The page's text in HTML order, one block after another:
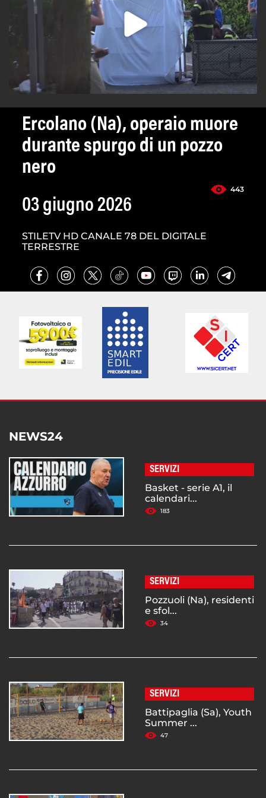
Ercolano (Na), operaio muore
durante spurgo di un pozzo
nero
443
03 giugno 2026
STILETV HD CANALE 78 DEL DIGITALE
TERRESTRE
NEWS24
SERVIZI
Basket - serie A1, il
calendari...
183
SERVIZI
Pozzuoli (Na), residenti
e sfol...
34
SERVIZI
Battipaglia (Sa), Youth
Summer ...
47